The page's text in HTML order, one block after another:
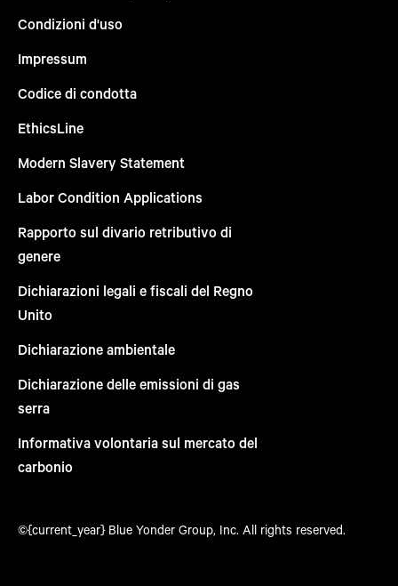
Condizioni d'uso
Impressum
Codice di condotta
EthicsLine
Modern Slavery Statement
Labor Condition Applications
Rapporto sul divario retributivo di
genere
Dichiarazioni legali e fiscali del Regno
Unito
Dichiarazione ambientale
Dichiarazione delle emissioni di gas
serra
Informativa volontaria sul mercato del
carbonio
©{current_year} Blue Yonder Group, Inc. All rights reserved.